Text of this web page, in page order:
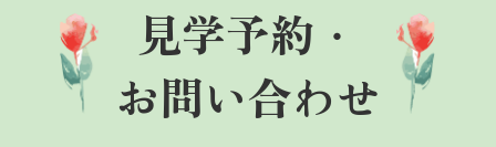
見学予約・
お問い合わせ